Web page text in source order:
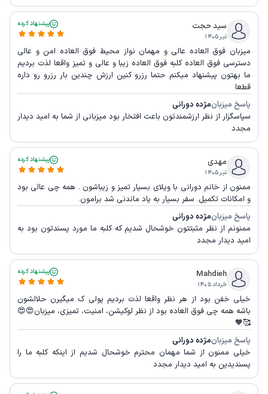
سید حجت
تیر ۱۴۰۵
پیشنهاد کرده
میزبان فوق العاده عالی و مهمان نواز محیط فوق العاده امن و عالی
دسترسی فوق العاده کلبه فوق العاده زیبا و عالی و تمیز واقعا لذت بردیم
ما بهتون پیشنهاد میکنم حتما رزرو کنین ارزش چندین بار رزرو رو داره
قطعا
پاسخ میزبانمژده دورانی
سپاسگزار از نظر ارزشمندتون باعث افتخار بود میزبانی از شما به امید دیدار
مجدد
مهدی
تیر ۱۴۰۵
پیشنهاد کرده
ممنون از خانم دورانی با ویلای بسیار تمیز و زیباشون . همه چی عالی بود
و امکانات تکمیل. سفر بسیار به یاد ماندنی شد برامون.
پاسخ میزبانمژده دورانی
ممنونم از نظر مثبتتون خوشحال شدیم که کلبه ما مورد پسندتون بود به
امید دیدار مجدد
Mahdieh
خرداد ۱۴۰۵
پیشنهاد کرده
خیلی خفن بود از هر نظر واقعا لذت بردیم پولی ک میگیرن حلالشون
باشه همه چی فوق العاده بود از نظر لوکیشن، امنیت، تمیزی، میزبان😍😍
🥰🧡
پاسخ میزبانمژده دورانی
خیلی ممنون از شما مهمان محترم خوشحال شدیم از اینکه کلبه ما را
پسندیدین به امید دیدار مجدد